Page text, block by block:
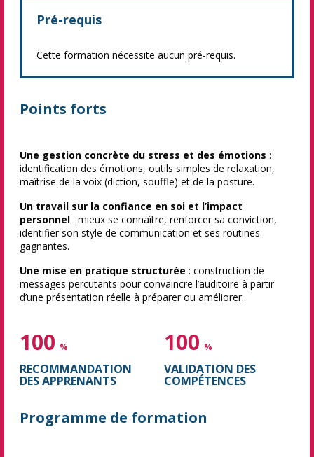
Pré-requis
Cette formation nécessite aucun pré-requis.
Points forts
Une gestion concrète du stress et des émotions :
identification des émotions, outils simples de relaxation,
maîtrise de la voix (diction, souffle) et de la posture.
Un travail sur la confiance en soi et l’impact
personnel : mieux se connaître, renforcer sa conviction,
identifier son style de communication et ses routines
gagnantes.
Une mise en pratique structurée : construction de
messages percutants pour convaincre l’auditoire à partir
d’une présentation réelle à préparer ou améliorer.
100 %
RECOMMANDATION
DES APPRENANTS
100 %
VALIDATION DES
COMPÉTENCES
Programme de formation